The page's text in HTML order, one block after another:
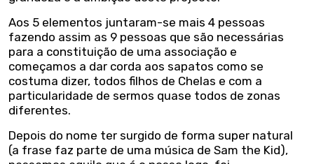
Aos 5 elementos juntaram-se mais 4 pessoas
fazendo assim as 9 pessoas que são necessárias
para a constituição de uma associação e
começamos a dar corda aos sapatos como se
costuma dizer, todos filhos de Chelas e com a
particularidade de sermos quase todos de zonas
diferentes.
Depois do nome ter surgido de forma super natural
(a frase faz parte de uma música de Sam the Kid),